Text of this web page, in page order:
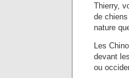
Thierry,
de
nature
Les
devant
ou